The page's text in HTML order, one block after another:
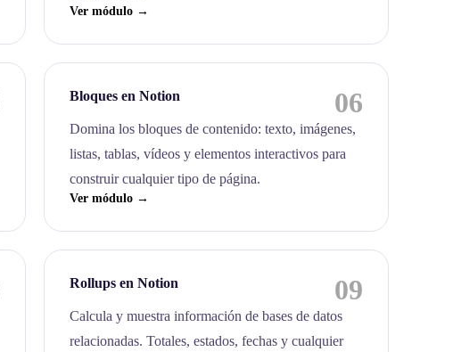
Ver módulo →
Bloques en Notion 06
Domina los bloques de contenido: texto, imágenes,
listas, tablas, vídeos y elementos interactivos para
construir cualquier tipo de página.
Ver módulo →
Rollups en Notion 09
Calcula y muestra información de bases de datos
relacionadas. Totales, estados, fechas y cualquier